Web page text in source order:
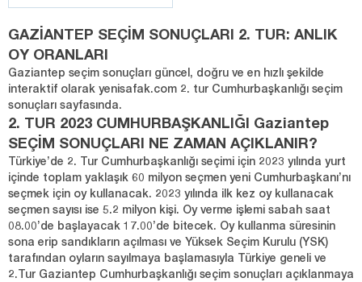
GAZİANTEP SEÇİM SONUÇLARI 2. TUR: ANLIK
OY ORANLARI
Gaziantep seçim sonuçları güncel, doğru ve en hızlı şekilde
interaktif olarak yenisafak.com 2. tur Cumhurbaşkanlığı seçim
sonuçları sayfasında.
2. TUR 2023 CUMHURBAŞKANLIĞI Gaziantep
SEÇİM SONUÇLARI NE ZAMAN AÇIKLANIR?
Türkiye’de 2. Tur Cumhurbaşkanlığı seçimi için 2023 yılında yurt
içinde toplam yaklaşık 60 milyon seçmen yeni Cumhurbaşkanı’nı
seçmek için oy kullanacak. 2023 yılında ilk kez oy kullanacak
seçmen sayısı ise 5.2 milyon kişi. Oy verme işlemi sabah saat
08.00’de başlayacak 17.00’de bitecek. Oy kullanma süresinin
sona erip sandıkların açılması ve Yüksek Seçim Kurulu (YSK)
tarafından oyların sayılmaya başlamasıyla Türkiye geneli ve
2.Tur Gaziantep Cumhurbaşkanlığı seçim sonuçları açıklanmaya